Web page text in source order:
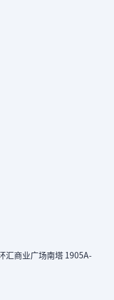
汇商业广场南塔 1905A-